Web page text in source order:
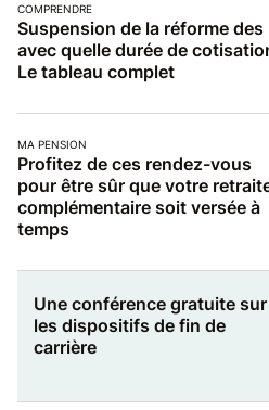
COMPRENDRE
Suspension de la réforme
avec quelle durée de
Le tableau complet
MA PENSION
Profitez de ces rendez-vous
pour être sûr que votre
complémentaire soit versée à
temps
Une conférence gratuite sur
les dispositifs de fin de
carrière